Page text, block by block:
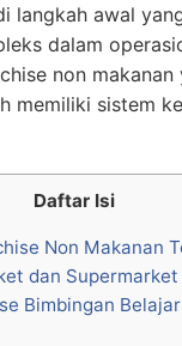
langkah awal
dalam
non makanan
memiliki sistem
Daftar Isi
Non Makanan
dan Supermarket
Bimbingan Belajar